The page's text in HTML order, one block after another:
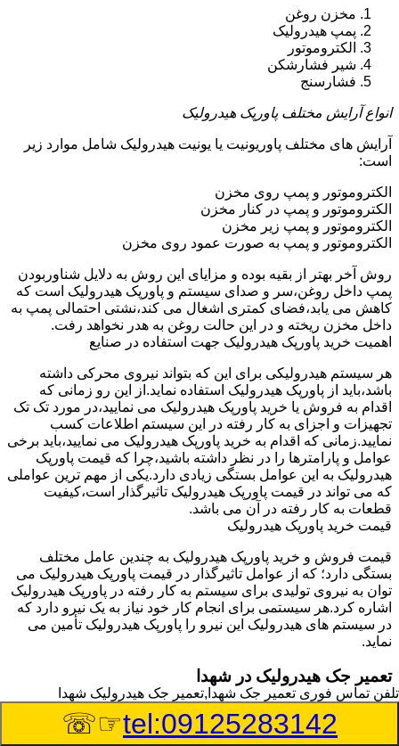
مخزن روغن
پمپ هیدرولیک
الکتروموتور
شیر فشارشکن
فشارسنج
انواع آرایش مختلف پاورپک هیدرولیک
آرایش های مختلف پاوریونیت یا یونیت هیدرولیک شامل موارد زیر
است:
الکتروموتور و پمپ روی مخزن
الکتروموتور و پمپ در کنار مخزن
الکتروموتور و پمپ زیر مخزن
الکتروموتور و پمپ به صورت عمود روی مخزن
روش آخر بهتر از بقیه بوده و مزایای این روش به دلایل شناوربودن
پمپ داخل روغن،سر و صدای سیستم و پاورپک هیدرولیک است که
کاهش می یابد،فضای کمتری اشغال می کند،نشتی احتمالی پمپ به
داخل مخزن ریخته و در این حالت روغن به هدر نخواهد رفت.
اهمیت خرید پاورپک هیدرولیک جهت استفاده در صنایع
هر سیستم هیدرولیکی برای این که بتواند نیروی محرکی داشته
باشد،باید از پاورپک هیدرولیک استفاده نماید.از این رو زمانی که
اقدام به فروش یا خرید پاورپک هیدرولیک می نمایید،در مورد تک تک
تجهیزات و اجزای به کار رفته در این سیستم اطلاعات کسب
نمایید.زمانی که اقدام به خرید پاورپک هیدرولیک می نمایید،باید برخی
عوامل و پارامترها را در نظر داشته باشید،چرا که قیمت پاورپک
هیدرولیک به این عوامل بستگی زیادی دارد.یکی از مهم ترین عواملی
که می تواند در قیمت پاورپک هیدرولیک تاثیرگذار است،کیفیت
قطعات به کار رفته در آن می باشد.
قیمت خرید پاورپک هیدرولیک
قیمت فروش و خرید پاورپک هیدرولیک به چندین عامل مختلف
بستگی دارد؛ که از عوامل تاثیرگذار در قیمت پاورپک هیدرولیک می
توان به نیروی تولیدی برای سیستم به کار رفته در پاورپک هیدرولیک
اشاره کرد.هر سیستمی برای انجام کار خود نیاز به یک نیرو دارد که
در سیستم های هیدرولیک این نیرو را پاورپک هیدرولیک تأمین می
نماید.
تعمیر جک هیدرولیک در شهدا
وسیله‎ای که با عملکرد خود موجب بلند شدن اهرم و یا وزن سنگین
در یک قسمت می گردد را جک هیدرولیک می نامند.جک هیدرولیک
تلفن تماس فوری تعمیر جک شهدا,تعمیر جک هیدرولیک شهدا
tel:09125283142
☞☏